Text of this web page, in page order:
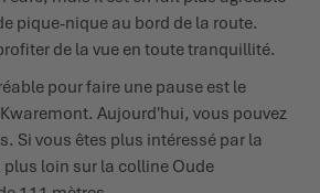
pique-nique au bord de la route.
de la vue en toute tranquillité.
pour faire une pause est le
Aujourd'hui, vous pouvez
Si vous êtes plus intéressé par la
loin sur la colline Oude